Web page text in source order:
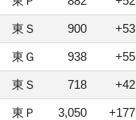
東Ｓ 900 +53
東Ｇ 938 +55
東Ｓ 718 +42
東Ｐ 3,050 +177